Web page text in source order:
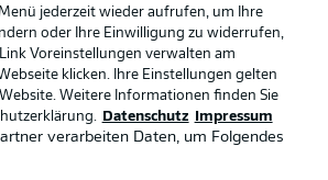
Liveticker
jederzeit wieder aufrufen, um Ihre
oder Ihre Einwilligung zu widerrufen,
Voreinstellungen verwalten am
klicken. Ihre Einstellungen gelten
Weitere Informationen finden Sie
Datenschutz Impressum
verarbeiten Daten, um Folgendes